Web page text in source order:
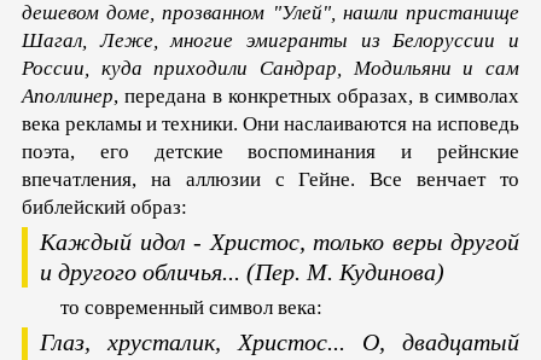
дешевом доме, прозванном "Улей", нашли пристанище
Шагал, Леже, многие эмигранты из Белоруссии и
России, куда приходили Сандрар, Модильяни и сам
Аполлинер, передана в конкретных образах, в символах
века рекламы и техники. Они наслаиваются на исповедь
поэта, его детские воспоминания и рейнские
впечатления, на аллюзии с Гейне. Все венчает то
библейский образ:
Каждый идол - Христос, только веры другой
и другого обличья... (Пер. М. Кудинова)
то современный символ века:
Глаз, хрусталик, Христос... О, двадцатый